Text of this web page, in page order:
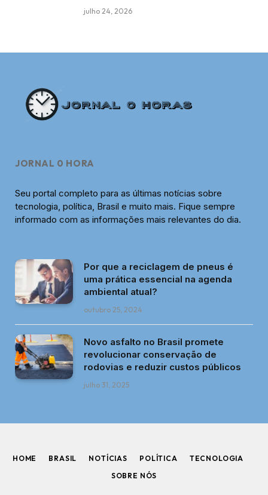
julho 24, 2026
JORNAL 0 HORA
Seu portal completo para as últimas notícias sobre
tecnologia, política, Brasil e muito mais. Fique sempre
informado com as informações mais relevantes do dia.
Por que a reciclagem de pneus é
uma prática essencial na agenda
ambiental atual?
outubro 25, 2024
Novo asfalto no Brasil promete
revolucionar conservação de
rodovias e reduzir custos públicos
julho 31, 2025
HOME BRASIL NOTÍCIAS POLÍTICA
TECNOLOGIA
SOBRE NÓS